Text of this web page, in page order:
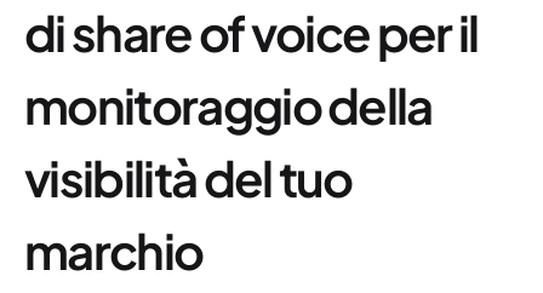
di share of voice per il
monitoraggio della
visibilità del tuo
marchio